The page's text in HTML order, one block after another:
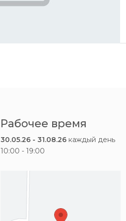
Рабочее время
30.05.26 - 31.08.26 каждый день
10:00 - 19:00